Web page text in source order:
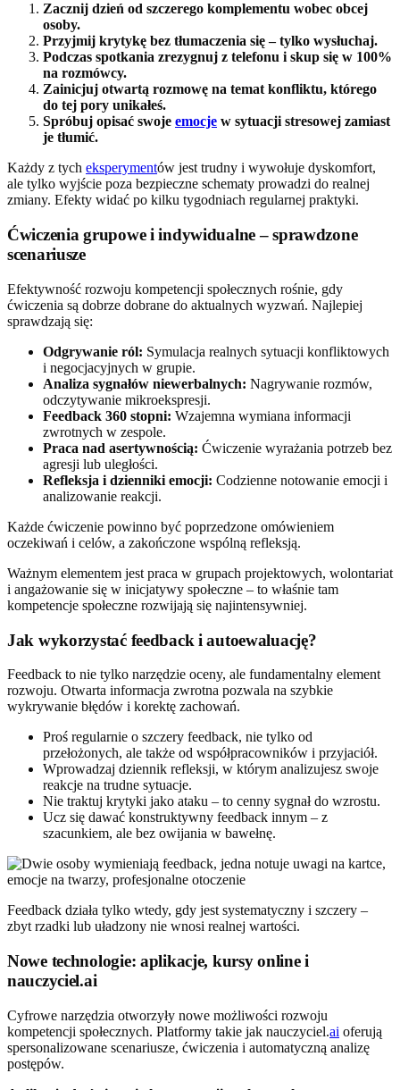
Zacznij dzień od szczerego komplementu wobec obcej
osoby.
Przyjmij krytykę bez tłumaczenia się – tylko wysłuchaj.
Podczas spotkania zrezygnuj z telefonu i skup się w 100%
na rozmówcy.
Zainicjuj otwartą rozmowę na temat konfliktu, którego
do tej pory unikałeś.
Spróbuj opisać swoje emocje w sytuacji stresowej zamiast
je tłumić.
Każdy z tych eksperymentów jest trudny i wywołuje dyskomfort,
ale tylko wyjście poza bezpieczne schematy prowadzi do realnej
zmiany. Efekty widać po kilku tygodniach regularnej praktyki.
Ćwiczenia grupowe i indywidualne – sprawdzone
scenariusze
Efektywność rozwoju kompetencji społecznych rośnie, gdy
ćwiczenia są dobrze dobrane do aktualnych wyzwań. Najlepiej
sprawdzają się:
Odgrywanie ról: Symulacja realnych sytuacji konfliktowych
i negocjacyjnych w grupie.
Analiza sygnałów niewerbalnych: Nagrywanie rozmów,
odczytywanie mikroekspresji.
Feedback 360 stopni: Wzajemna wymiana informacji
zwrotnych w zespole.
Praca nad asertywnością: Ćwiczenie wyrażania potrzeb bez
agresji lub uległości.
Refleksja i dzienniki emocji: Codzienne notowanie emocji i
analizowanie reakcji.
Każde ćwiczenie powinno być poprzedzone omówieniem
oczekiwań i celów, a zakończone wspólną refleksją.
Ważnym elementem jest praca w grupach projektowych, wolontariat
i angażowanie się w inicjatywy społeczne – to właśnie tam
kompetencje społeczne rozwijają się najintensywniej.
Jak wykorzystać feedback i autoewaluację?
Feedback to nie tylko narzędzie oceny, ale fundamentalny element
rozwoju. Otwarta informacja zwrotna pozwala na szybkie
wykrywanie błędów i korektę zachowań.
Proś regularnie o szczery feedback, nie tylko od
przełożonych, ale także od współpracowników i przyjaciół.
Wprowadzaj dziennik refleksji, w którym analizujesz swoje
reakcje na trudne sytuacje.
Nie traktuj krytyki jako ataku – to cenny sygnał do wzrostu.
Ucz się dawać konstruktywny feedback innym – z
szacunkiem, ale bez owijania w bawełnę.
Feedback działa tylko wtedy, gdy jest systematyczny i szczery –
zbyt rzadki lub uładzony nie wnosi realnej wartości.
Nowe technologie: aplikacje, kursy online i
nauczyciel.ai
Cyfrowe narzędzia otworzyły nowe możliwości rozwoju
kompetencji społecznych. Platformy takie jak nauczyciel.ai oferują
spersonalizowane scenariusze, ćwiczenia i automatyczną analizę
postępów.